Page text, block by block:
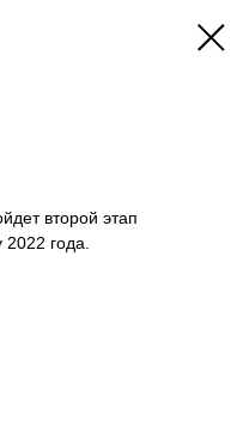
второй этап
года.